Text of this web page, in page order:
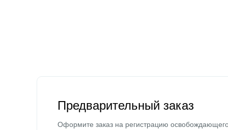
Предварительный заказ
Оформите заказ на регистрацию